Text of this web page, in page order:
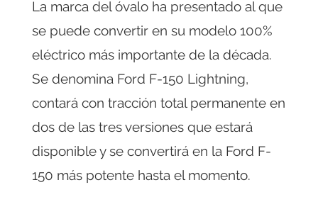
La marca del óvalo ha presentado al que
se puede convertir en su modelo 100%
eléctrico más importante de la década.
Se denomina Ford F-150 Lightning,
contará con tracción total permanente en
dos de las tres versiones que estará
disponible y se convertirá en la Ford F-
150 más potente hasta el momento.